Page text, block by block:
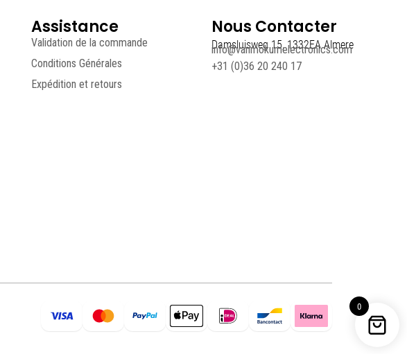
0
Assistance
Validation de la commande
Conditions Générales
Expédition et retours
Nous Contacter
Damsluisweg 15, 1332EA Almere
info@vanmokumelectronics.com
+31 (0)36 20 240 17